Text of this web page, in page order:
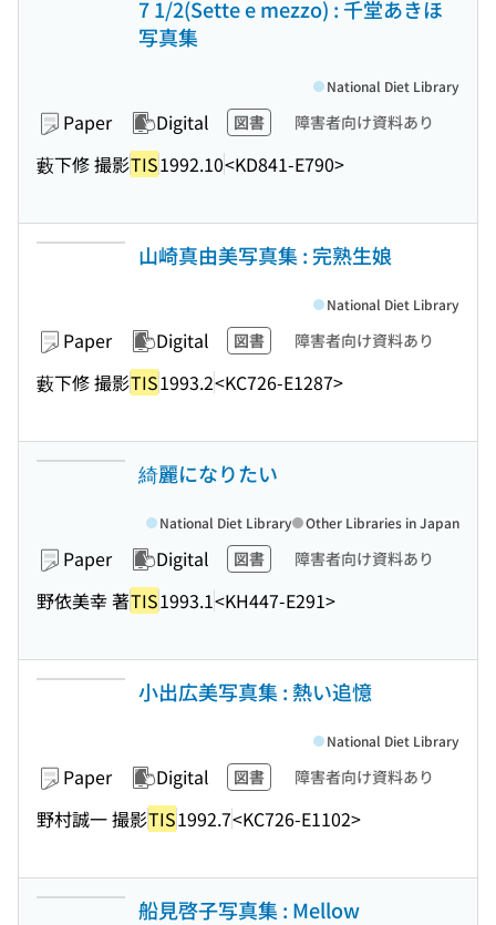
7 1/2(Sette e mezzo) : 千堂あきほ
写真集
Paper Digital 図書 障害者向け資料あり
藪下修 撮影TIS1992.10<KD841-E790>
National Diet Library
山崎真由美写真集 : 完熟生娘
Paper Digital 図書 障害者向け資料あり
藪下修 撮影TIS1993.2<KC726-E1287>
National Diet Library
綺麗になりたい
Paper Digital 図書 障害者向け資料あり
野依美幸 著TIS1993.1<KH447-E291>
National Diet Library Other Libraries in Japan
小出広美写真集 : 熱い追憶
Paper Digital 図書 障害者向け資料あり
野村誠一 撮影TIS1992.7<KC726-E1102>
National Diet Library
船見啓子写真集 : Mellow